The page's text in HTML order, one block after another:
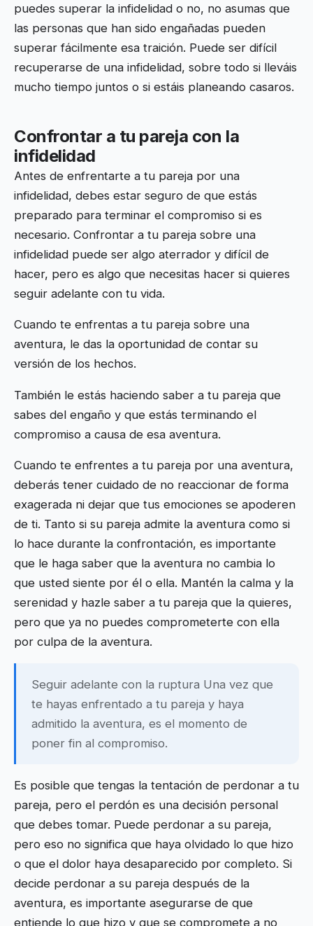
puedes superar la infidelidad o no, no asumas que
las personas que han sido engañadas pueden
superar fácilmente esa traición. Puede ser difícil
recuperarse de una infidelidad, sobre todo si lleváis
mucho tiempo juntos o si estáis planeando casaros.
Confrontar a tu pareja con la
infidelidad
Antes de enfrentarte a tu pareja por una
infidelidad, debes estar seguro de que estás
preparado para terminar el compromiso si es
necesario. Confrontar a tu pareja sobre una
infidelidad puede ser algo aterrador y difícil de
hacer, pero es algo que necesitas hacer si quieres
seguir adelante con tu vida.
Cuando te enfrentas a tu pareja sobre una
aventura, le das la oportunidad de contar su
versión de los hechos.
También le estás haciendo saber a tu pareja que
sabes del engaño y que estás terminando el
compromiso a causa de esa aventura.
Cuando te enfrentes a tu pareja por una aventura,
deberás tener cuidado de no reaccionar de forma
exagerada ni dejar que tus emociones se apoderen
de ti. Tanto si su pareja admite la aventura como si
lo hace durante la confrontación, es importante
que le haga saber que la aventura no cambia lo
que usted siente por él o ella. Mantén la calma y la
serenidad y hazle saber a tu pareja que la quieres,
pero que ya no puedes comprometerte con ella
por culpa de la aventura.
Seguir adelante con la ruptura Una vez que
te hayas enfrentado a tu pareja y haya
admitido la aventura, es el momento de
poner fin al compromiso.
Es posible que tengas la tentación de perdonar a tu
pareja, pero el perdón es una decisión personal
que debes tomar. Puede perdonar a su pareja,
pero eso no significa que haya olvidado lo que hizo
o que el dolor haya desaparecido por completo. Si
decide perdonar a su pareja después de la
aventura, es importante asegurarse de que
entiende lo que hizo y que se compromete a no